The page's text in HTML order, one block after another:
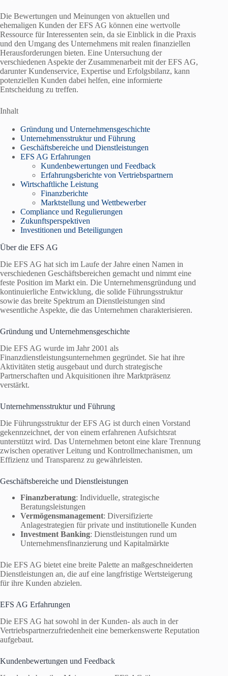
Die Bewertungen und Meinungen von aktuellen und
ehemaligen Kunden der EFS AG können eine wertvolle
Ressource für Interessenten sein, da sie Einblick in die Praxis
und den Umgang des Unternehmens mit realen finanziellen
Herausforderungen bieten. Eine Untersuchung der
verschiedenen Aspekte der Zusammenarbeit mit der EFS AG,
darunter Kundenservice, Expertise und Erfolgsbilanz, kann
potenziellen Kunden dabei helfen, eine informierte
Entscheidung zu treffen.
Inhalt
Gründung und Unternehmensgeschichte
Unternehmensstruktur und Führung
Geschäftsbereiche und Dienstleistungen
EFS AG Erfahrungen
Kundenbewertungen und Feedback
Erfahrungsberichte von Vertriebspartnern
Wirtschaftliche Leistung
Finanzberichte
Marktstellung und Wettbewerber
Compliance und Regulierungen
Zukunftsperspektiven
Investitionen und Beteiligungen
Über die EFS AG
Die EFS AG hat sich im Laufe der Jahre einen Namen in
verschiedenen Geschäftsbereichen gemacht und nimmt eine
feste Position im Markt ein. Die Unternehmensgründung und
kontinuierliche Entwicklung, die solide Führungsstruktur
sowie das breite Spektrum an Dienstleistungen sind
wesentliche Aspekte, die das Unternehmen charakterisieren.
Gründung und Unternehmensgeschichte
Die EFS AG wurde im Jahr 2001 als
Finanzdienstleistungsunternehmen gegründet. Sie hat ihre
Aktivitäten stetig ausgebaut und durch strategische
Partnerschaften und Akquisitionen ihre Marktpräsenz
verstärkt.
Unternehmensstruktur und Führung
Die Führungsstruktur der EFS AG ist durch einen Vorstand
gekennzeichnet, der von einem erfahrenen Aufsichtsrat
unterstützt wird. Das Unternehmen betont eine klare Trennung
zwischen operativer Leitung und Kontrollmechanismen, um
Effizienz und Transparenz zu gewährleisten.
Geschäftsbereiche und Dienstleistungen
Finanzberatung: Individuelle, strategische
Beratungsleistungen
Vermögensmanagement: Diversifizierte
Anlagestrategien für private und institutionelle Kunden
Investment Banking: Dienstleistungen rund um
Unternehmensfinanzierung und Kapitalmärkte
Die EFS AG bietet eine breite Palette an maßgeschneiderten
Dienstleistungen an, die auf eine langfristige Wertsteigerung
für ihre Kunden abzielen.
EFS AG Erfahrungen
Die EFS AG hat sowohl in der Kunden- als auch in der
Vertriebspartnerzufriedenheit eine bemerkenswerte Reputation
aufgebaut.
Kundenbewertungen und Feedback